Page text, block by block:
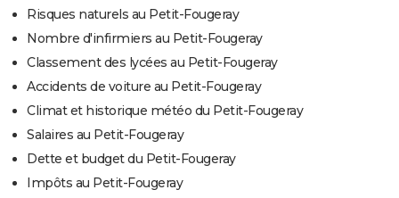
Risques naturels au Petit-Fougeray
Nombre d'infirmiers au Petit-Fougeray
Classement des lycées au Petit-Fougeray
Accidents de voiture au Petit-Fougeray
Climat et historique météo du Petit-Fougeray
Salaires au Petit-Fougeray
Dette et budget du Petit-Fougeray
Impôts au Petit-Fougeray